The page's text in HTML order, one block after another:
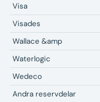
Andra reservdelar
Visa
Visades
Wallace &amp
Waterlogic
Wedeco